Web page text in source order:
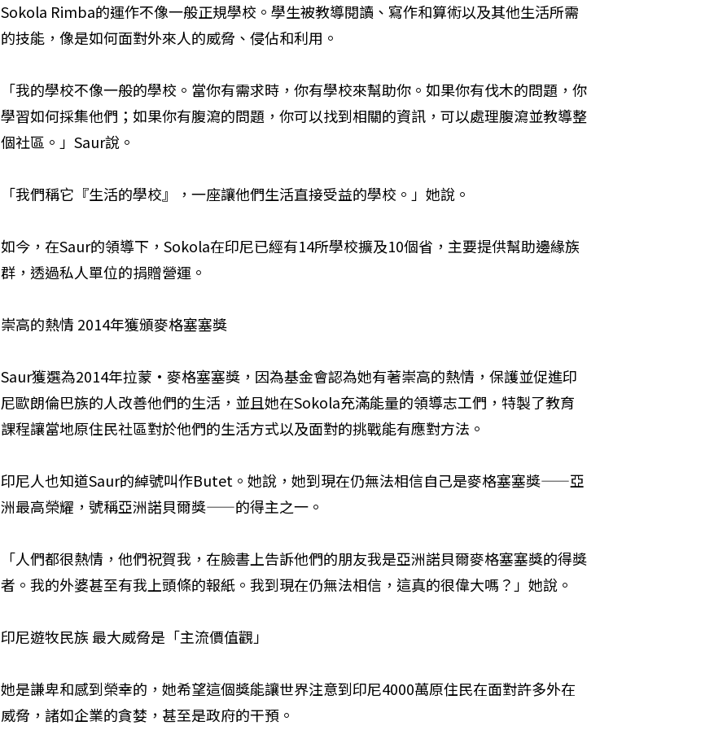
Sokola Rimba的運作不像一般正規學校。學生被教導閱讀、寫作和算術以及其他生活所需
的技能，像是如何面對外來人的威脅、侵佔和利用。
「我的學校不像一般的學校。當你有需求時，你有學校來幫助你。如果你有伐木的問題，你
學習如何採集他們；如果你有腹瀉的問題，你可以找到相關的資訊，可以處理腹瀉並教導整
個社區。」Saur說。
「我們稱它『生活的學校』，一座讓他們生活直接受益的學校。」她說。
如今，在Saur的領導下，Sokola在印尼已經有14所學校擴及10個省，主要提供幫助邊緣族
群，透過私人單位的捐贈營運。
崇高的熱情 2014年獲頒麥格塞塞獎
Saur獲選為2014年拉蒙·麥格塞塞獎，因為基金會認為她有著崇高的熱情，保護並促進印
尼歐朗倫巴族的人改善他們的生活，並且她在Sokola充滿能量的領導志工們，特製了教育
課程讓當地原住民社區對於他們的生活方式以及面對的挑戰能有應對方法。
印尼人也知道Saur的綽號叫作Butet。她說，她到現在仍無法相信自己是麥格塞塞獎——亞
洲最高榮耀，號稱亞洲諾貝爾獎——的得主之一。
「人們都很熱情，他們祝賀我，在臉書上告訴他們的朋友我是亞洲諾貝爾麥格塞塞獎的得獎
者。我的外婆甚至有我上頭條的報紙。我到現在仍無法相信，這真的很偉大嗎？」她說。
印尼遊牧民族 最大威脅是「主流價值觀」
她是謙卑和感到榮幸的，她希望這個獎能讓世界注意到印尼4000萬原住民在面對許多外在
威脅，諸如企業的貪婪，甚至是政府的干預。